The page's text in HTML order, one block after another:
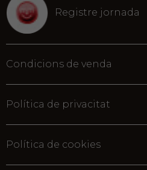
Registre jornada
Condicions de venda
Política de privacitat
Política de cookies